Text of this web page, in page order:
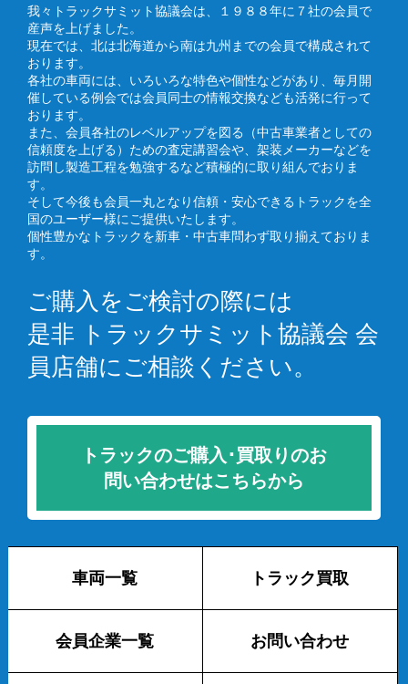
我々トラックサミット協議会は、１９８８年に７社の会員で
産声を上げました。
現在では、北は北海道から南は九州までの会員で構成されて
おります。
各社の車両には、いろいろな特色や個性などがあり、毎月開
催している例会では会員同士の情報交換なども活発に行って
おります。
また、会員各社のレベルアップを図る（中古車業者としての
信頼度を上げる）ための査定講習会や、架装メーカーなどを
訪問し製造工程を勉強するなど積極的に取り組んでおりま
す。
そして今後も会員一丸となり信頼・安心できるトラックを全
国のユーザー様にご提供いたします。
個性豊かなトラックを新車・中古車問わず取り揃えておりま
す。
ご購入をご検討の際には
是非 トラックサミット協議会 会
員店舗にご相談ください。
トラックのご購入･買取りのお
問い合わせはこちらから
車両一覧 トラック買取
会員企業一覧 お問い合わせ